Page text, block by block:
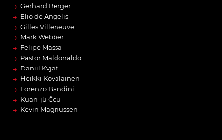
→ Gerhard Berger
→ Elio de Angelis
→ Gilles Villeneuve
→ Mark Webber
→ Felipe Massa
→ Pastor Maldonaldo
→ Daniil Kvjat
→ Heikki Kovalainen
→ Lorenzo Bandini
→ Kuan-jü Čou
→ Kevin Magnussen